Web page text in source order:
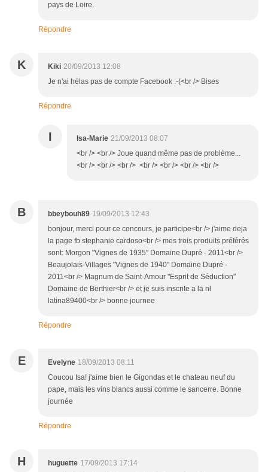
pays de Loire.
Répondre
K Kiki 20/09/2013 12:08
Je n'ai hélas pas de compte Facebook :-(<br /> Bises
Répondre
I Isa-Marie 21/09/2013 08:07
<br /> <br /> Joue quand même pas de problème...
<br /> <br /> <br /> <br /> <br /> <br /> <br />
B bbeybouh89 19/09/2013 12:43
bonjour, merci pour ce concours, je participe<br /> j'aime deja
la page fb stephanie cardoso<br /> mes trois produits préférés
sont: Morgon "Vignes de 1935" Domaine Dupré - 2011<br />
Beaujolais-Villages "Vignes de 1940" Domaine Dupré -
2011<br /> Magnum de Saint-Amour "Esprit de Séduction"
Domaine de Berthier<br /> et je suis inscrite a la nl
latina89400<br /> bonne journee
Répondre
E Evelyne 18/09/2013 08:11
Coucou Isa! j'aime bien le Gigondas et le chateau neuf du
pape, mais les vins blancs aussi comme le sancerre. Bonne
journée
Répondre
H huguette 17/09/2013 17:14